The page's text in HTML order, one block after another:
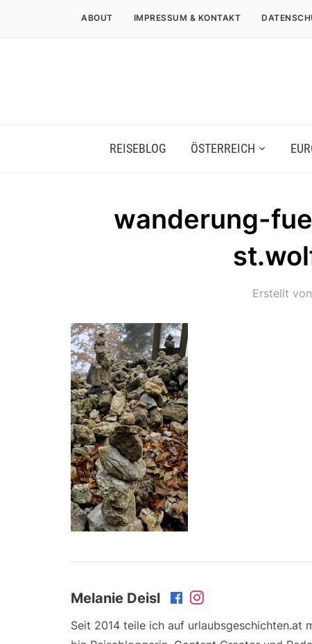
ABOUT IMPRESSUM & KONTAKT
REISEBLOG ÖSTERREICH
wanderung-
Erstellt von
Melanie Deisl
Seit 2014 teile ich auf urlaubsgeschichten.at